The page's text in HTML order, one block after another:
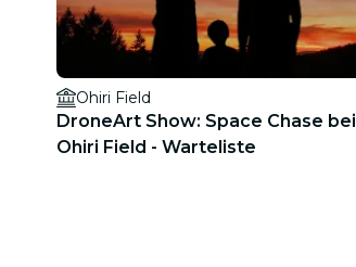
Ohiri Field
DroneArt Show: Space Chase bei
Ohiri Field - Warteliste